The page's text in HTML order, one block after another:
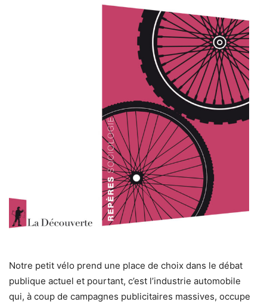
Notre petit vélo prend une place de choix dans le débat
publique actuel et pourtant, c’est l’industrie automobile
qui, à coup de campagnes publicitaires massives, occupe